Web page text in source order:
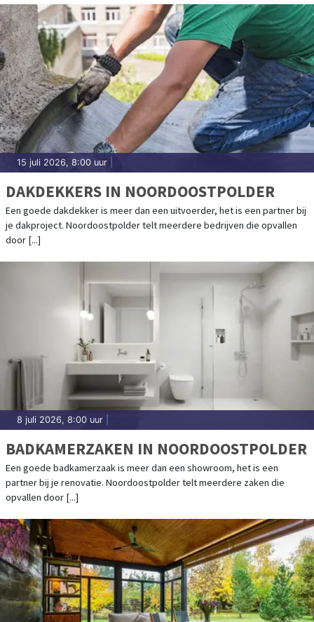
15 juli 2026, 8:00 uur
DAKDEKKERS IN NOORDOOSTPOLDER
Een goede dakdekker is meer dan een uitvoerder, het is een partner bij
je dakproject. Noordoostpolder telt meerdere bedrijven die opvallen
door [...]
8 juli 2026, 8:00 uur
BADKAMERZAKEN IN NOORDOOSTPOLDER
Een goede badkamerzaak is meer dan een showroom, het is een
partner bij je renovatie. Noordoostpolder telt meerdere zaken die
opvallen door [...]